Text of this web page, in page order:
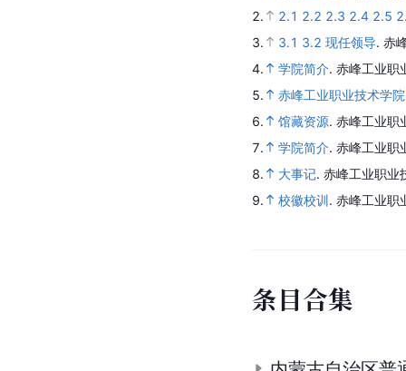
2.
2.1 2.2 2.3 2.4 2.5
3.
3.1 3.2 现任领导. 赤
4.
学院简介. 赤峰工业职
5.
赤峰工业职业技术学
6.
馆藏资源. 赤峰工业职
7.
学院简介. 赤峰工业职
8.
大事记. 赤峰工业职业
9.
校徽校训. 赤峰工业职
条目合集